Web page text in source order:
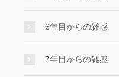
6年目からの雑感
7年目からの雑感